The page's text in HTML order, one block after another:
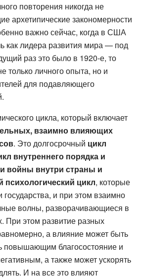
повторения никогда не
архетипические закономерности
важно сейчас, когда в США
как лидера развития мира — под
раз это было в 1920-е, то
только личного опыта, но и
для подавляющего
цикла, который включает
взаимно влияющих
. Это долгосрочный цикл
внутреннего порядка и
войны внутри страны и
психологический цикл, которые
государства, и при этом взаимно
волны, разворачивающиеся в
При этом развитие разных
а влияние может быть
повышающим благосостояние и
а также может ускорять
И на все это влияют